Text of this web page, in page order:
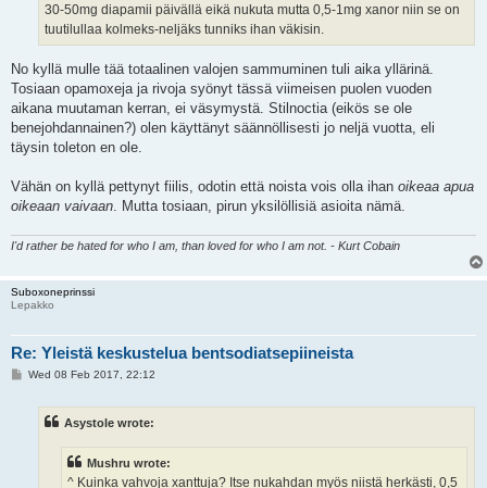
30-50mg diapamii päivällä eikä nukuta mutta 0,5-1mg xanor niin se on
tuutilullaa kolmeks-neljäks tunniks ihan väkisin.
No kyllä mulle tää totaalinen valojen sammuminen tuli aika yllärinä.
Tosiaan opamoxeja ja rivoja syönyt tässä viimeisen puolen vuoden
aikana muutaman kerran, ei väsymystä. Stilnoctia (eikös se ole
benejohdannainen?) olen käyttänyt säännöllisesti jo neljä vuotta, eli
täysin toleton en ole.
Vähän on kyllä pettynyt fiilis, odotin että noista vois olla ihan oikeaa apua
oikeaan vaivaan . Mutta tosiaan, pirun yksilöllisiä asioita nämä.
I'd rather be hated for who I am, than loved for who I am not. - Kurt Cobain
Suboxoneprinssi
Lepakko
Re: Yleistä keskustelua bentsodiatsepiineista
PWed 08 Feb 2017, 22:12
Asystole wrote:
Mushru wrote:
^ Kuinka vahvoja xanttuja? Itse nukahdan myös niistä herkästi, 0,5